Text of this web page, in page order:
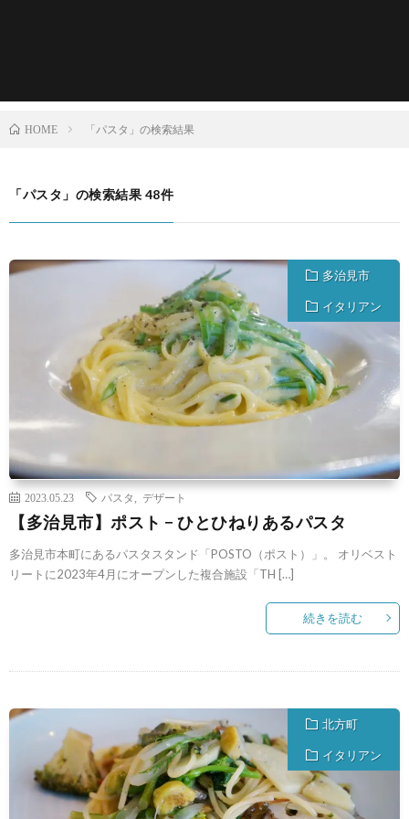
HOME 「パスタ」の検索結果
「パスタ」の検索結果 48件
多治見市
イタリアン
2023.05.23 パスタ デザート
【多治見市】ポスト − ひとひねりあるパスタ
多治見市本町にあるパスタスタンド「POSTO（ポスト）」。 オリベスト
リートに2023年4月にオープンした複合施設「TH […]
続きを読む
北方町
イタリアン